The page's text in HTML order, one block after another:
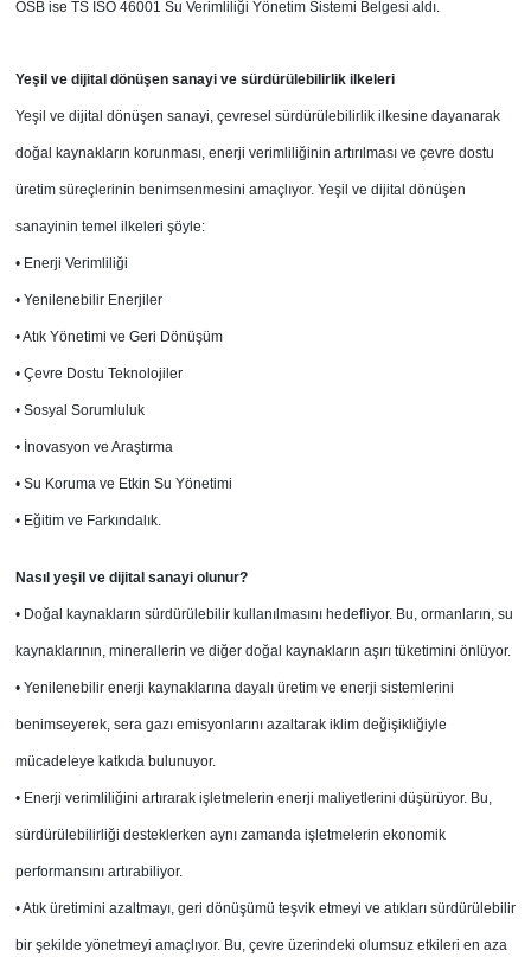
OSB ise TS ISO 46001 Su Verimliliği Yönetim Sistemi Belgesi aldı.
Yeşil ve dijital dönüşen sanayi ve sürdürülebilirlik ilkeleri
Yeşil ve dijital dönüşen sanayi, çevresel sürdürülebilirlik ilkesine dayanarak
doğal kaynakların korunması, enerji verimliliğinin artırılması ve çevre dostu
üretim süreçlerinin benimsenmesini amaçlıyor. Yeşil ve dijital dönüşen
sanayinin temel ilkeleri şöyle:
• Enerji Verimliliği
• Yenilenebilir Enerjiler
• Atık Yönetimi ve Geri Dönüşüm
• Çevre Dostu Teknolojiler
• Sosyal Sorumluluk
• İnovasyon ve Araştırma
• Su Koruma ve Etkin Su Yönetimi
• Eğitim ve Farkındalık.
Nasıl yeşil ve dijital sanayi olunur?
• Doğal kaynakların sürdürülebilir kullanılmasını hedefliyor. Bu, ormanların, su
kaynaklarının, minerallerin ve diğer doğal kaynakların aşırı tüketimini önlüyor.
• Yenilenebilir enerji kaynaklarına dayalı üretim ve enerji sistemlerini
benimseyerek, sera gazı emisyonlarını azaltarak iklim değişikliğiyle
mücadeleye katkıda bulunuyor.
• Enerji verimliliğini artırarak işletmelerin enerji maliyetlerini düşürüyor. Bu,
sürdürülebilirliği desteklerken aynı zamanda işletmelerin ekonomik
performansını artırabiliyor.
• Atık üretimini azaltmayı, geri dönüşümü teşvik etmeyi ve atıkları sürdürülebilir
bir şekilde yönetmeyi amaçlıyor. Bu, çevre üzerindeki olumsuz etkileri en aza